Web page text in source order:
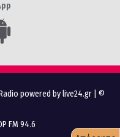
powered by live24.gr | ©
FM 94.6